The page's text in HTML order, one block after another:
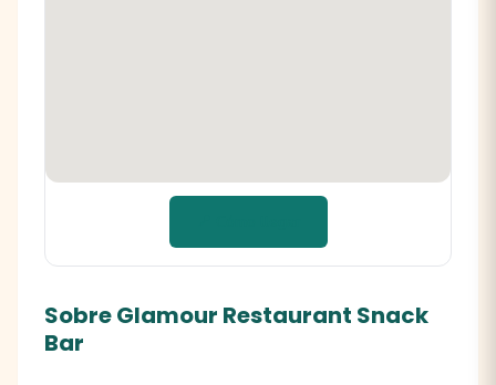
Sobre Glamour Restaurant Snack
Bar